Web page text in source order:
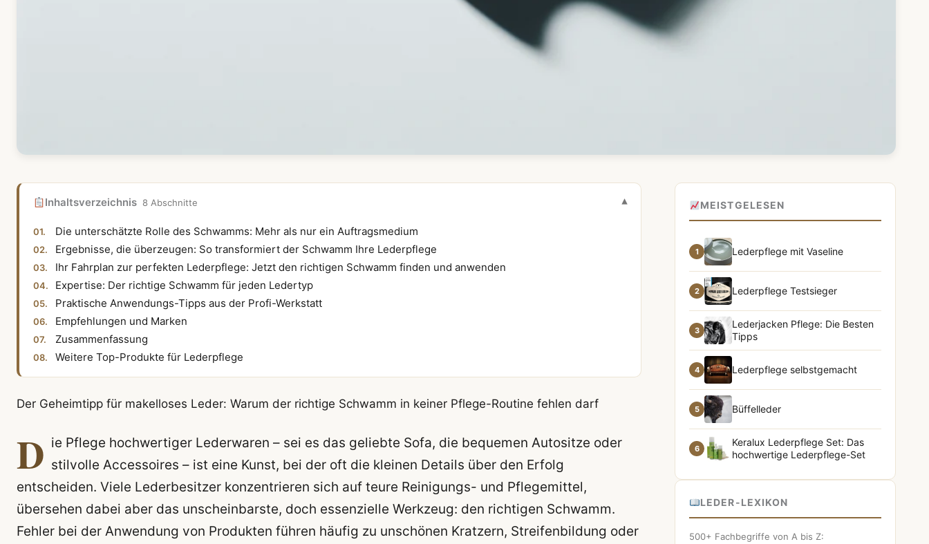
Inhaltsverzeichnis 8 Abschnitte
Die unterschätzte Rolle des Schwamms: Mehr als nur ein Auftragsmedium
Ergebnisse, die überzeugen: So transformiert der Schwamm Ihre Lederpflege
Ihr Fahrplan zur perfekten Lederpflege: Jetzt den richtigen Schwamm finden und anwenden
Expertise: Der richtige Schwamm für jeden Ledertyp
Praktische Anwendungs-Tipps aus der Profi-Werkstatt
Empfehlungen und Marken
Zusammenfassung
Weitere Top-Produkte für Lederpflege
Der Geheimtipp für makelloses Leder: Warum der richtige Schwamm in keiner Pflege-Routine fehlen darf
D ie Pflege hochwertiger Lederwaren – sei es das geliebte Sofa, die bequemen Autositze oder
stilvolle Accessoires – ist eine Kunst, bei der oft die kleinen Details über den Erfolg
entscheiden. Viele Lederbesitzer konzentrieren sich auf teure Reinigungs- und Pflegemittel,
übersehen dabei aber das unscheinbarste, doch essenzielle Werkzeug: den richtigen Schwamm.
Fehler bei der Anwendung von Produkten führen häufig zu unschönen Kratzern, Streifenbildung oder
MEISTGELESEN
1 Lederpflege mit Vaseline
2 Lederpflege Testsieger
3
Lederjacken Pflege: Die Besten
Tipps
4 Lederpflege selbstgemacht
5 Büffelleder
6
Keralux Lederpflege Set: Das
hochwertige Lederpflege-Set
LEDER-LEXIKON
500+ Fachbegriffe von A bis Z: